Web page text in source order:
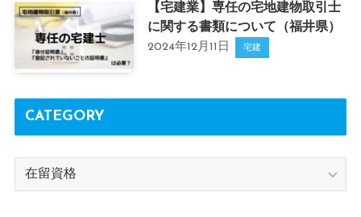
【宅建業】専任の宅地建物取引士
に関する書類について（福井県）
2024年12月11日 宅建
CATEGORY
CATEGORY